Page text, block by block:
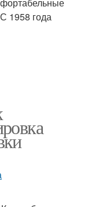
1958 года